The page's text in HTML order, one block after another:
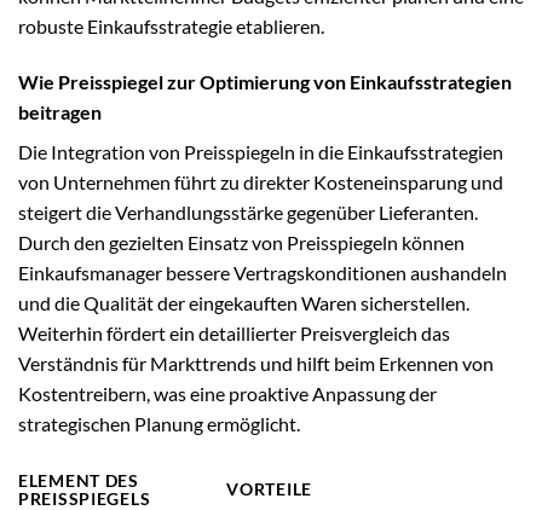
robuste Einkaufsstrategie etablieren.
Wie Preisspiegel zur Optimierung von Einkaufsstrategien
beitragen
Die Integration von Preisspiegeln in die Einkaufsstrategien
von Unternehmen führt zu direkter Kosteneinsparung und
steigert die Verhandlungsstärke gegenüber Lieferanten.
Durch den gezielten Einsatz von Preisspiegeln können
Einkaufsmanager bessere Vertragskonditionen aushandeln
und die Qualität der eingekauften Waren sicherstellen.
Weiterhin fördert ein detaillierter Preisvergleich das
Verständnis für Markttrends und hilft beim Erkennen von
Kostentreibern, was eine proaktive Anpassung der
strategischen Planung ermöglicht.
ELEMENT DES
PREISSPIEGELS
VORTEILE